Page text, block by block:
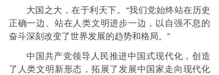
大国之大，在于利天下。“我们党始终站在历史
正确一边、站在人类文明进步一边，以自强不息的
奋斗深刻改变了世界发展的趋势和格局。”
中国共产党领导人民推进中国式现代化，创造
了人类文明新形态，拓展了发展中国家走向现代化